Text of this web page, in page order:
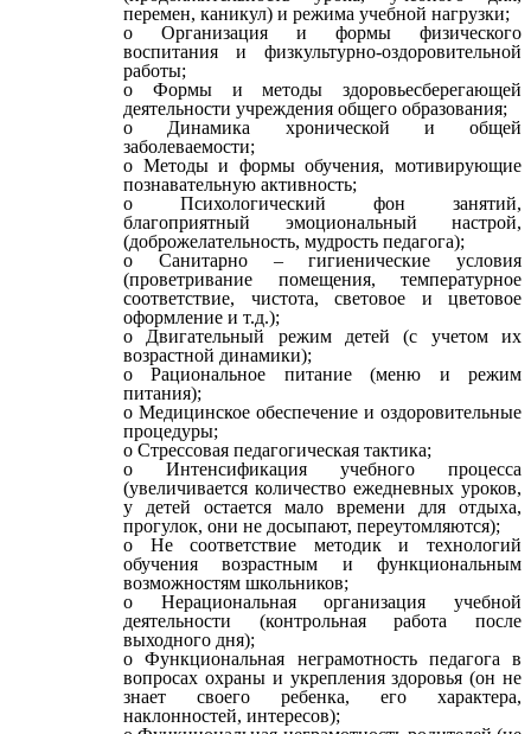
перемен, каникул) и режима учебной нагрузки;
Организация и формы физического
воспитания и физкультурно-оздоровительной
работы;
Формы и методы здоровьесберегающей
деятельности учреждения общего образования;
Динамика хронической и общей
заболеваемости;
Методы и формы обучения, мотивирующие
познавательную активность;
Психологический фон занятий,
благоприятный эмоциональный настрой,
(доброжелательность, мудрость педагога);
Санитарно – гигиенические условия
(проветривание помещения, температурное
соответствие, чистота, световое и цветовое
оформление и т.д.);
Двигательный режим детей (с учетом их
возрастной динамики);
Рациональное питание (меню и режим
питания);
Медицинское обеспечение и оздоровительные
процедуры;
Стрессовая педагогическая тактика;
Интенсификация учебного процесса
(увеличивается количество ежедневных уроков,
у детей остается мало времени для отдыха,
прогулок, они не досыпают, переутомляются);
Не соответствие методик и технологий
обучения возрастным и функциональным
возможностям школьников;
Нерациональная организация учебной
деятельности (контрольная работа после
выходного дня);
Функциональная неграмотность педагога в
вопросах охраны и укрепления здоровья (он не
знает своего ребенка, его характера,
наклонностей, интересов);